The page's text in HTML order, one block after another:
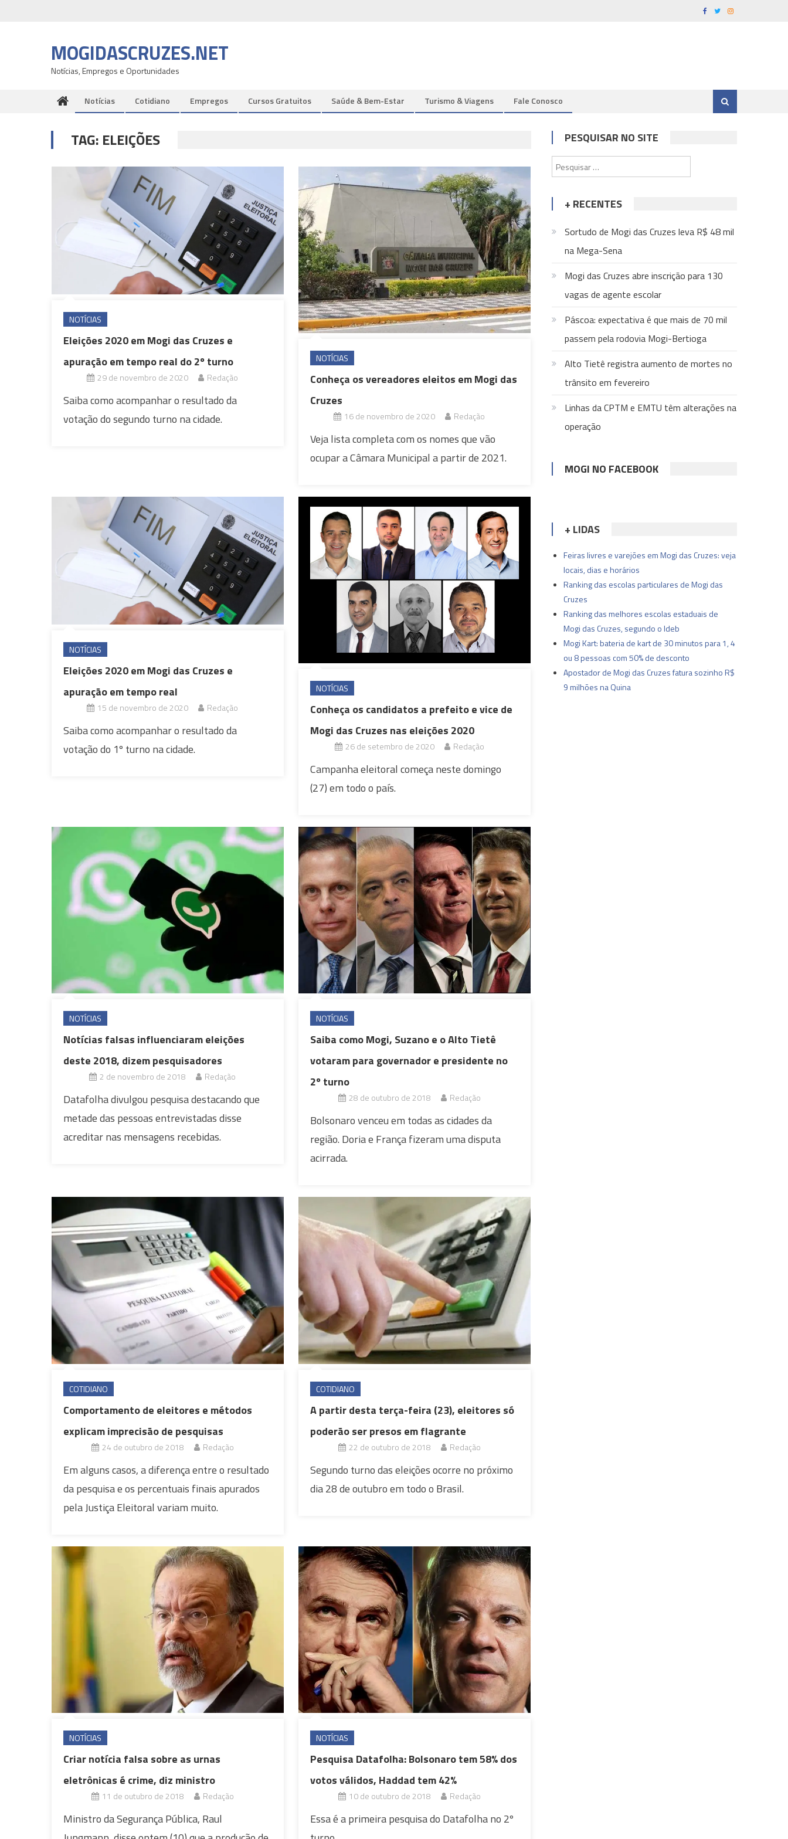
MOGIDASCRUZES.NET
Notícias, Empregos e Oportunidades
Notícias Cotidiano Empregos Cursos Gratuitos Saúde & Bem-Estar Turismo & Viagens Fale Conosco
TAG: ELEIÇÕES
NOTÍCIAS
Eleições 2020 em Mogi das Cruzes e
apuração em tempo real do 2º turno
29 de novembro de 2020 Redação
Saiba como acompanhar o resultado da
votação do segundo turno na cidade.
NOTÍCIAS
Conheça os vereadores eleitos em Mogi das
Cruzes
16 de novembro de 2020 Redação
Veja lista completa com os nomes que vão
ocupar a Câmara Municipal a partir de 2021.
NOTÍCIAS
Eleições 2020 em Mogi das Cruzes e
apuração em tempo real
15 de novembro de 2020 Redação
Saiba como acompanhar o resultado da
votação do 1º turno na cidade.
NOTÍCIAS
Conheça os candidatos a prefeito e vice de
Mogi das Cruzes nas eleições 2020
26 de setembro de 2020 Redação
Campanha eleitoral começa neste domingo
(27) em todo o país.
NOTÍCIAS
Notícias falsas influenciaram eleições
deste 2018, dizem pesquisadores
2 de novembro de 2018 Redação
Datafolha divulgou pesquisa destacando que
metade das pessoas entrevistadas disse
acreditar nas mensagens recebidas.
NOTÍCIAS
Saiba como Mogi, Suzano e o Alto Tietê
votaram para governador e presidente no
2º turno
28 de outubro de 2018 Redação
Bolsonaro venceu em todas as cidades da
região. Doria e França fizeram uma disputa
acirrada.
COTIDIANO
Comportamento de eleitores e métodos
explicam imprecisão de pesquisas
24 de outubro de 2018 Redação
Em alguns casos, a diferença entre o resultado
da pesquisa e os percentuais finais apurados
pela Justiça Eleitoral variam muito.
COTIDIANO
A partir desta terça-feira (23), eleitores só
poderão ser presos em flagrante
22 de outubro de 2018 Redação
Segundo turno das eleições ocorre no próximo
dia 28 de outubro em todo o Brasil.
NOTÍCIAS
Criar notícia falsa sobre as urnas
eletrônicas é crime, diz ministro
11 de outubro de 2018 Redação
Ministro da Segurança Pública, Raul
NOTÍCIAS
Pesquisa Datafolha: Bolsonaro tem 58% dos
votos válidos, Haddad tem 42%
10 de outubro de 2018 Redação
Essa é a primeira pesquisa do Datafolha no 2º
PESQUISAR NO SITE
por:
+ RECENTES
Sortudo de Mogi das Cruzes leva R$ 48 mil
na Mega-Sena
Mogi das Cruzes abre inscrição para 130
vagas de agente escolar
Páscoa: expectativa é que mais de 70 mil
passem pela rodovia Mogi-Bertioga
Alto Tietê registra aumento de mortes no
trânsito em fevereiro
Linhas da CPTM e EMTU têm alterações na
operação
MOGI NO FACEBOOK
+ LIDAS
Feiras livres e varejões em Mogi das Cruzes: veja
locais, dias e horários
Ranking das escolas particulares de Mogi das
Cruzes
Ranking das melhores escolas estaduais de
Mogi das Cruzes, segundo o Ideb
Mogi Kart: bateria de kart de 30 minutos para 1, 4
ou 8 pessoas com 50% de desconto
Apostador de Mogi das Cruzes fatura sozinho R$
9 milhões na Quina